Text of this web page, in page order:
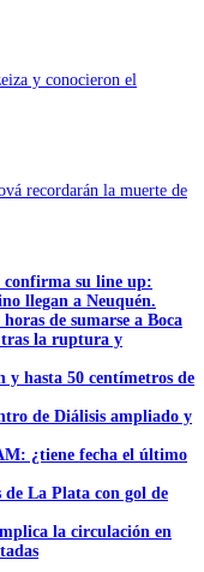
y conocieron el
recordarán la muerte de
confirma su line up:
llegan a Neuquén.
de sumarse a Boca
tras la ruptura y
y hasta 50 centímetros de
de Diálisis ampliado y
¿tiene fecha el último
de La Plata con gol de
la circulación en